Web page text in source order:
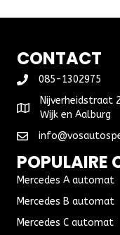
CONTACT
085-1302975
Nijverheidstraat
Wijk en Aalburg
POPULAIRE
Mercedes A automat
Mercedes B automat
Mercedes C automat